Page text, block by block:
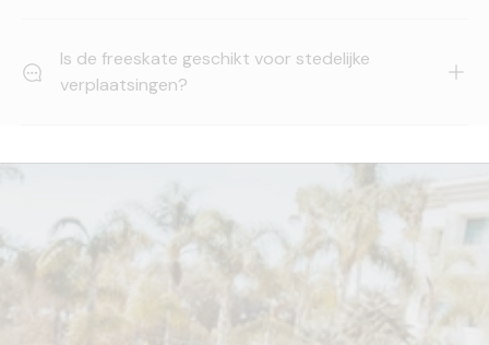
Is de freeskate geschikt voor stedelijke
verplaatsingen?